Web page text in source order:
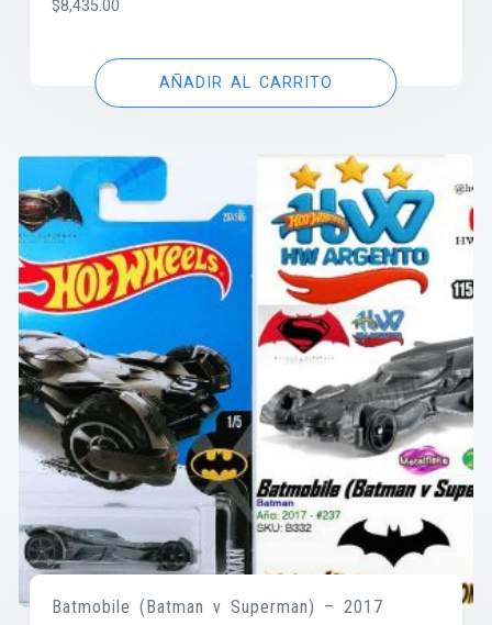
$8,435.00
AÑADIR AL CARRITO
Batmobile (Batman v Superman) – 2017